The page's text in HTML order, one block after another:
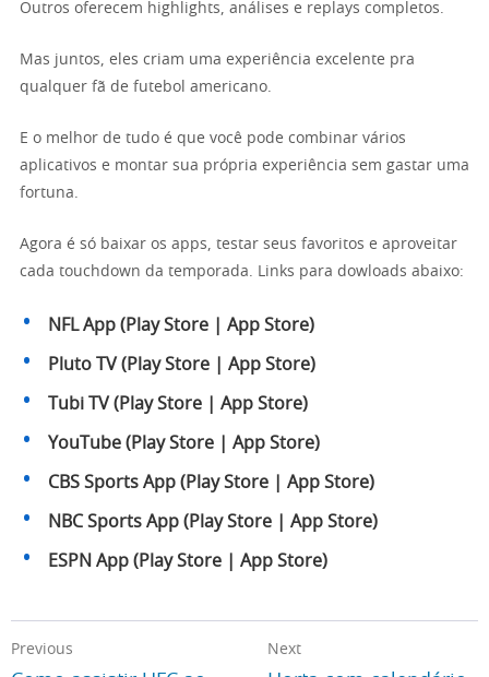
Outros oferecem highlights, análises e replays completos.
Mas juntos, eles criam uma experiência excelente pra
qualquer fã de futebol americano.
E o melhor de tudo é que você pode combinar vários
aplicativos e montar sua própria experiência sem gastar uma
fortuna.
Agora é só baixar os apps, testar seus favoritos e aproveitar
cada touchdown da temporada. Links para dowloads abaixo:
NFL App ( Play Store App Store)
Pluto TV ( Play Store App Store)
Tubi TV ( Play Store App Store)
YouTube ( Play Store App Store)
CBS Sports App ( Play Store App Store)
NBC Sports App ( Play Store App Store)
ESPN App ( Play Store App Store)
Previous Next